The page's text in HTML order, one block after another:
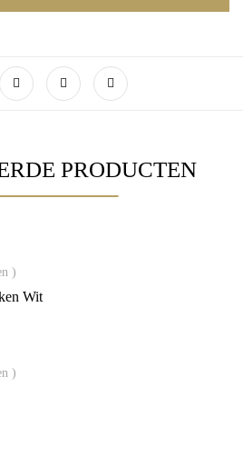
PRODUCTEN
)
Wit
)